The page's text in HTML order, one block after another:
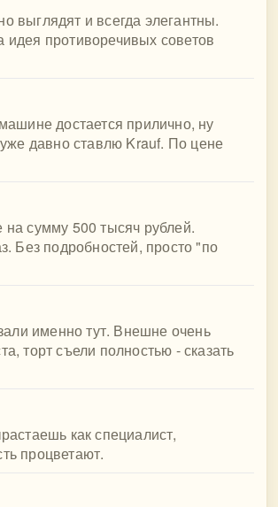
выглядят и всегда элегантны.
противоречивых советов
достается прилично, ну
давно ставлю Krauf. По цене
сумму 500 тысяч рублей.
Без подробностей, просто "по
именно тут. Внешне очень
торт съели полностью - сказать
как специалист,
процветают.